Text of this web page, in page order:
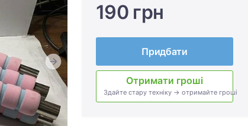
190 грн
Придбати
Отримати гроші
Здайте стару техніку → отримайте гроші